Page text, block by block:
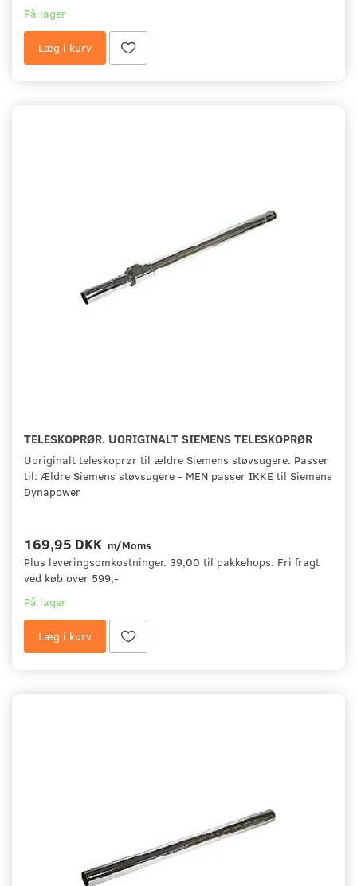
På lager
Læg i kurv
TELESKOPRØR. UORIGINALT SIEMENS TELESKOPRØR
Uoriginalt teleskoprør til ældre Siemens støvsugere. Passer
til: Ældre Siemens støvsugere - MEN passer IKKE til Siemens
Dynapower
169,95 DKK m/Moms
Plus leveringsomkostninger. 39,00 til pakkehops. Fri fragt
ved køb over 599,-
På lager
Læg i kurv